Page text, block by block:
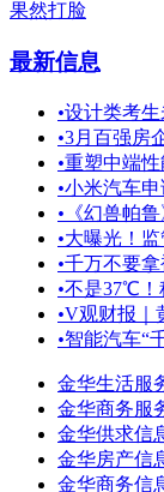
果然打脸
最新信息
•设计类考
•3月百强房
•重塑中端性
•小米汽车
• 《幻兽帕
•大曝光！
•千万不要
•不是37℃！
•V观财报｜
•智能汽车“
金华生活服
金华商务服
金华供求信
金华房产信
金华商务信